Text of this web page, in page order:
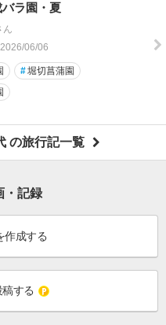
ラ園・夏
ん
06/06
#堀切菖蒲園
の旅行記一覧
・記録
作成する
する